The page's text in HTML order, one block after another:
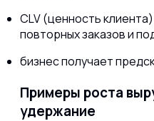
CLV (ценность
повторных заказов и
бизнес получает
Примеры роста
удержание